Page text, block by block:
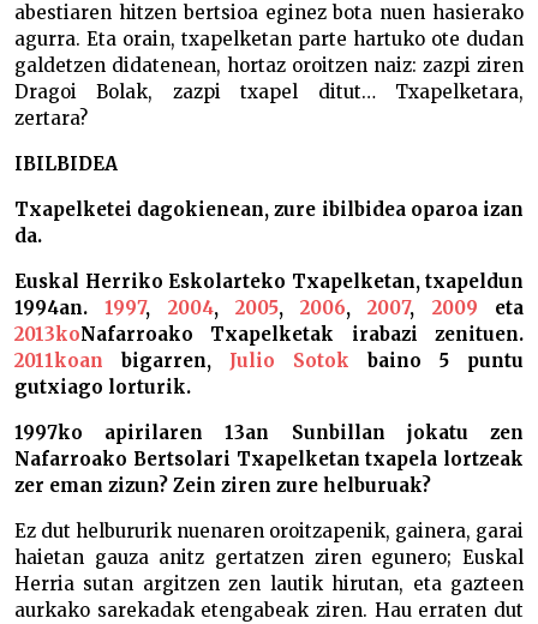
abestiaren hitzen bertsioa eginez bota nuen hasierako
agurra. Eta orain, txapelketan parte hartuko ote dudan
galdetzen didatenean, hortaz oroitzen naiz: zazpi ziren
Dragoi Bolak, zazpi txapel ditut… Txapelketara,
zertara?
IBILBIDEA
Txapelketei dagokienean, zure ibilbidea oparoa izan
da.
Euskal Herriko Eskolarteko Txapelketan, txapeldun
1994an.1997, 2004, 2005,2006,2007, 2009 eta
2013koNafarroako Txapelketak irabazi zenituen.
2011koan bigarren, Julio Sotok baino 5 puntu
gutxiago lorturik.
1997ko apirilaren 13an Sunbillan jokatu zen
Nafarroako Bertsolari Txapelketan txapela lortzeak
zer eman zizun? Zein ziren zure helburuak?
Ez dut helbururik nuenaren oroitzapenik, gainera, garai
haietan gauza anitz gertatzen ziren egunero; Euskal
Herria sutan argitzen zen lautik hirutan, eta gazteen
aurkako sarekadak etengabeak ziren. Hau erraten dut